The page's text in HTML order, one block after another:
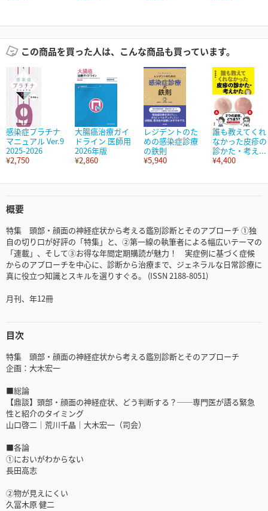
この商品を買った人は、こんな商品も買っています。
感染症プラチナ
マニュアル Ver.9
2025-2026
¥2,750
大腸癌治療ガイ
ドライン 医師用
2026年版
¥2,860
レジデントのた
めの感染症診療
の鉄則
¥5,940
誰も教えてくれ
なかった皮疹の
診かた・考え...
¥4,400
概要
特集 頭部・顔面の神経症状から考える鑑別診断とそのアプローチ ①独
自の切り口が好評の「特集」と、②第一線の執筆者による幅広いテーマの
「連載」、そして③お得な年間定期購読が魅力！ 実症例に基づく症候
からのアプローチを中心に、診断から治療まで、ジェネラルな日常診療に
真に役立つ知識とスキルを選りすぐる。 (ISSN 2188-8051)
月刊、年12冊
目次
特集 頭部・顔面の神経症状から考える鑑別診断とそのアプローチ
企画：大木宏一
■総論
【鼎談】頭部・顔面の神経症状、どう判断する？──専門医が語る緊急
性と紹介のタイミング
山口啓二｜荒川千晶｜大木宏一（司会）
■各論
①においがわからない
長田高志
②物が見えにくい
久冨木原 健二